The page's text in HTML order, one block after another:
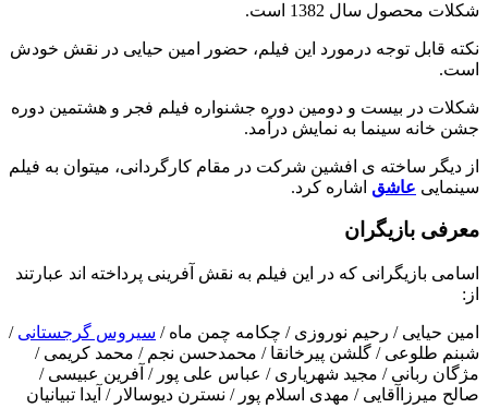
شکلات محصول سال 1382 است.
نکته قابل توجه درمورد این فیلم، حضور امین حیایی در نقش خودش
است.
شکلات در بیست و دومین دوره جشنواره فیلم فجر و هشتمین دوره
جشن خانه سینما به نمایش درآمد.
از دیگر ساخته ی افشین شرکت در مقام کارگردانی، میتوان به فیلم
سینمایی عاشق اشاره کرد.
معرفی بازیگران
اسامی بازیگرانی که در این فیلم به نقش آفرینی پرداخته اند عبارتند
از:
امین حیایی / رحیم نوروزی / چکامه چمن ماه / سیروس گرجستانی /
شبنم طلوعی / گلشن پیرخانقا / محمدحسن نجم / محمد کریمی /
مژگان ربانی / مجید شهریاری / عباس علی پور / آفرین عبیسی /
صالح میرزاآقایی / مهدی اسلام پور / نسترن دیوسالار / آیدا تبیانیان